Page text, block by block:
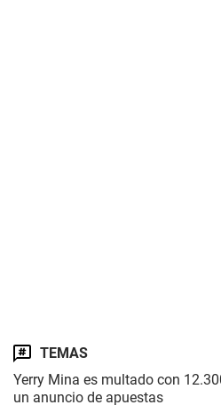
TEMAS
Yerry Mina es multado con
un anuncio de apuestas